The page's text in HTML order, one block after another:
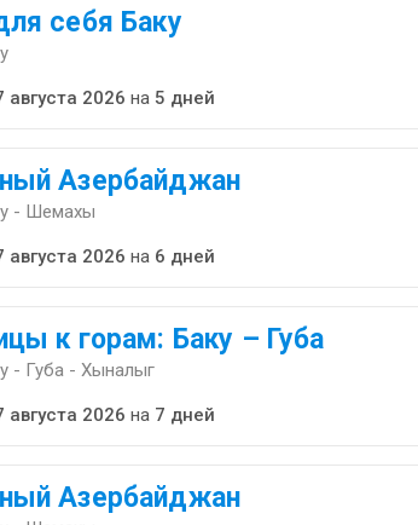
себя Баку
августа 2026 на 5 дней
Азербайджан
- Шемахы
августа 2026 на 6 дней
к горам: Баку – Губа
- Губа - Хыналыг
августа 2026 на 7 дней
Азербайджан